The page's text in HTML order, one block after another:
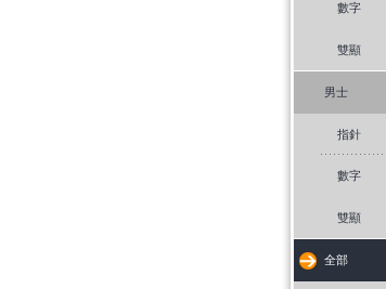
數字
雙顯
男士
指針
數字
雙顯
全部